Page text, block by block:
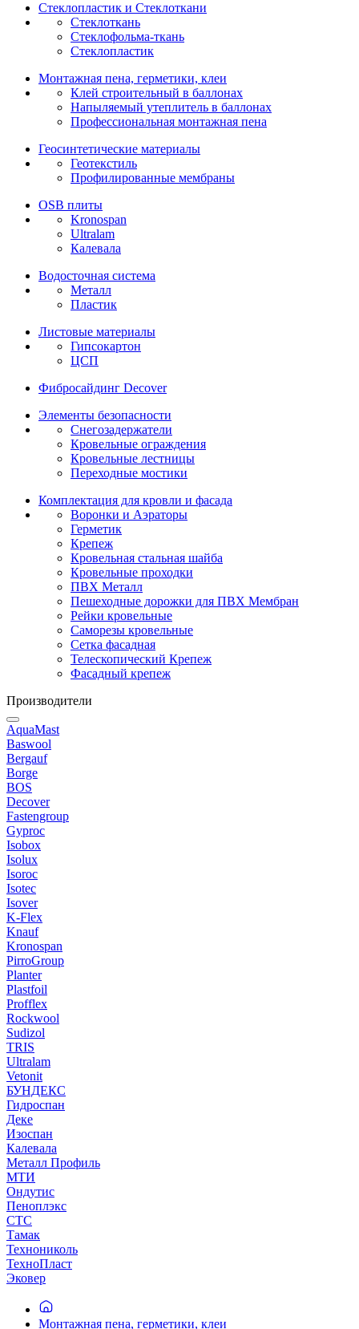
Стеклопластик и Стеклоткани
Стеклоткань
Стеклофольма-ткань
Стеклопластик
Монтажная пена, герметики, клеи
Клей строительный в баллонах
Напыляемый утеплитель в баллонах
Профессиональная монтажная пена
Геосинтетические материалы
Геотекстиль
Профилированные мембраны
OSB плиты
Kronospan
Ultralam
Калевала
Водосточная система
Металл
Пластик
Листовые материалы
Гипсокартон
ЦСП
Фибросайдинг Decover
Элементы безопасности
Снегозадержатели
Кровельные ограждения
Кровельные лестницы
Переходные мостики
Комплектация для кровли и фасада
Воронки и Аэраторы
Герметик
Крепеж
Кровельная стальная шайба
Кровельные проходки
ПВХ Металл
Пешеходные дорожки для ПВХ Мембран
Рейки кровельные
Саморезы кровельные
Сетка фасадная
Телескопический Крепеж
Фасадный крепеж
Производители
AquaMast
Baswool
Bergauf
Borge
BOS
Decover
Fastengroup
Gyproc
Isobox
Isolux
Isoroc
Isotec
Isover
K-Flex
Knauf
Kronospan
PirroGroup
Planter
Plastfoil
Profflex
Rockwool
Sudizol
TRIS
Ultralam
Vetonit
БУНДЕКС
Гидроспан
Деке
Изоспан
Калевала
Металл Профиль
МТИ
Ондутис
Пеноплэкс
СТС
Тамак
Технониколь
ТехноПласт
Эковер
Монтажная пена, герметики, клеи